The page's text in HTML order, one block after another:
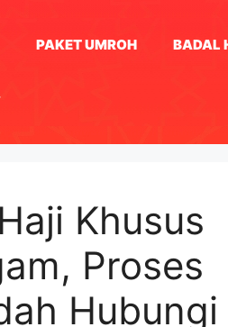
PAKET UMROH BADAL
Khusus
Proses
Hubungi